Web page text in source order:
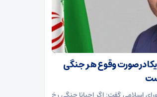
درصورت وقوع هر جنگی